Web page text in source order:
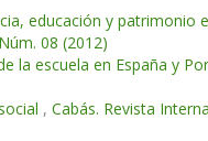
educación y
08 (2012)
la escuela en España y
, Cabás. Revista